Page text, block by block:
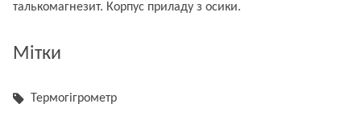
талькомагнезит. Корпус приладу з осики.
Мітки
Термогігрометр